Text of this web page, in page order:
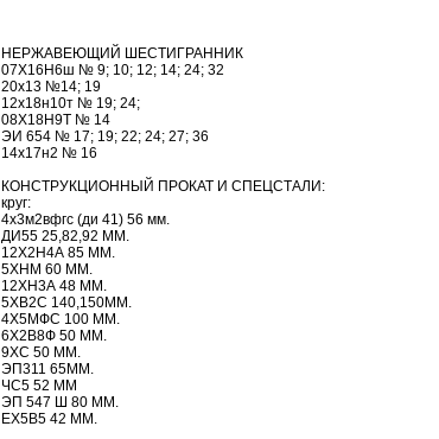
НЕРЖАВЕЮЩИЙ ШЕСТИГРАННИК
07Х16Н6ш № 9; 10; 12; 14; 24; 32
20х13 №14; 19
12х18н10т № 19; 24;
08Х18Н9Т № 14
ЭИ 654 № 17; 19; 22; 24; 27; 36
14х17н2 № 16
КОНСТРУКЦИОННЫЙ ПРОКАТ И СПЕЦСТАЛИ:
круг:
4х3м2вфгс (ди 41) 56 мм.
ДИ55 25,82,92 ММ.
12Х2Н4А 85 ММ.
5ХНМ 60 ММ.
12ХН3А 48 ММ.
5ХВ2С 140,150ММ.
4Х5МФС 100 ММ.
6Х2В8Ф 50 ММ.
9ХС 50 ММ.
ЭП311 65ММ.
ЧС5 52 ММ
ЭП 547 Ш 80 ММ.
ЕХ5В5 42 ММ.